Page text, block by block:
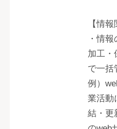
【情
・情
加工・
で一括
例）
業活動
結・更